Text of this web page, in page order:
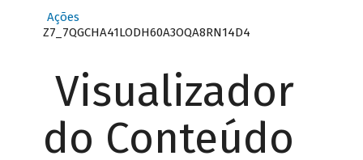
Ações
Z7_7QGCHA41LODH60A3OQA8RN14D4
Visualizador
do Conteúdo